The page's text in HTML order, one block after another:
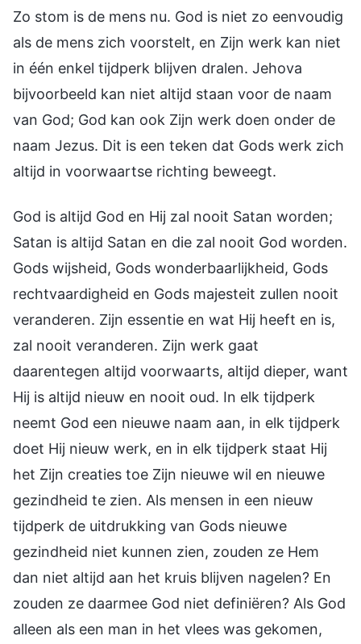
Zo stom is de mens nu. God is niet zo eenvoudig
als de mens zich voorstelt, en Zijn werk kan niet
in één enkel tijdperk blijven dralen. Jehova
bijvoorbeeld kan niet altijd staan voor de naam
van God; God kan ook Zijn werk doen onder de
naam Jezus. Dit is een teken dat Gods werk zich
altijd in voorwaartse richting beweegt.
God is altijd God en Hij zal nooit Satan worden;
Satan is altijd Satan en die zal nooit God worden.
Gods wijsheid, Gods wonderbaarlijkheid, Gods
rechtvaardigheid en Gods majesteit zullen nooit
veranderen. Zijn essentie en wat Hij heeft en is,
zal nooit veranderen. Zijn werk gaat
daarentegen altijd voorwaarts, altijd dieper, want
Hij is altijd nieuw en nooit oud. In elk tijdperk
neemt God een nieuwe naam aan, in elk tijdperk
doet Hij nieuw werk, en in elk tijdperk staat Hij
het Zijn creaties toe Zijn nieuwe wil en nieuwe
gezindheid te zien. Als mensen in een nieuw
tijdperk de uitdrukking van Gods nieuwe
gezindheid niet kunnen zien, zouden ze Hem
dan niet altijd aan het kruis blijven nagelen? En
zouden ze daarmee God niet definiëren? Als God
alleen als een man in het vlees was gekomen,